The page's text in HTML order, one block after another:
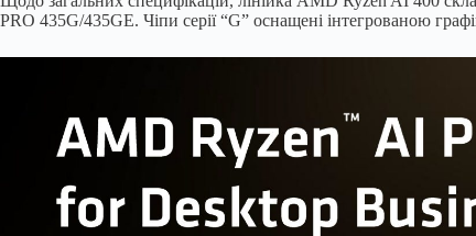
PRO 435G/435GE. Чіпи серії “G” оснащені інтегрованою